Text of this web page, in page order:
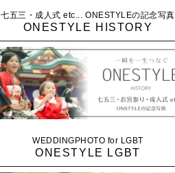
七五三・成人式 etc... ONESTYLEの記念写真
ONESTYLE HISTORY
WEDDINGPHOTO for LGBT
ONESTYLE LGBT